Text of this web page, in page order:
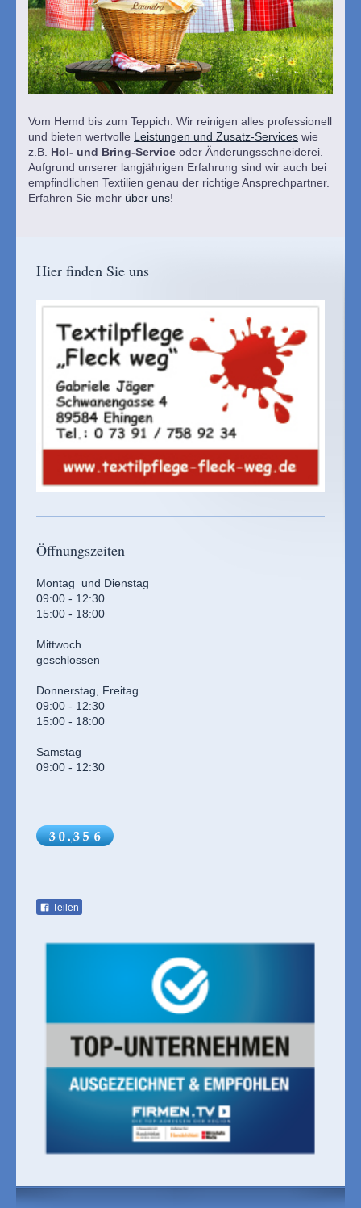
Vom Hemd bis zum Teppich: Wir reinigen alles professionell
und bieten wertvolle Leistungen und Zusatz-Services wie
z.B. Hol- und Bring-Service oder Änderungsschneiderei.
Aufgrund unserer langjährigen Erfahrung sind wir auch bei
empfindlichen Textilien genau der richtige Ansprechpartner.
Erfahren Sie mehr über uns!
Hier finden Sie uns
Öffnungszeiten
Montag und Dienstag
09:00 - 12:30
15:00 - 18:00
Mittwoch
geschlossen
Donnerstag, Freitag
09:00 - 12:30
15:00 - 18:00
Samstag
09:00 - 12:30
Teilen